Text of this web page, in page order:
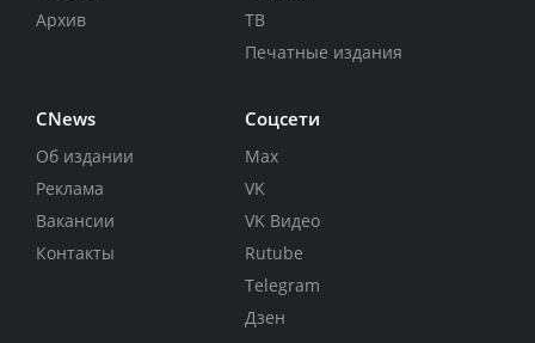
Архив
ТВ
Печатные издания
CNews
Об издании
Реклама
Вакансии
Контакты
Соцсети
Max
VK
VK Видео
Rutube
Telegram
Дзен